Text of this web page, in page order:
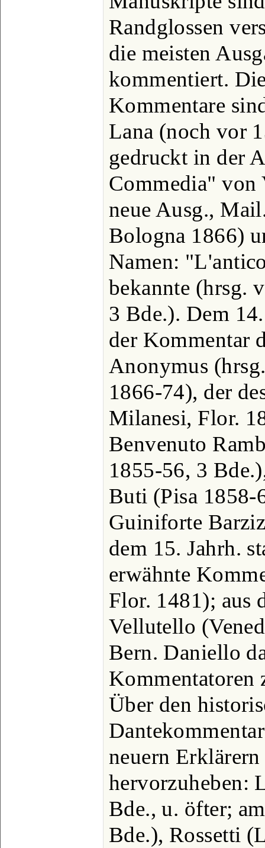
Randglossen
die meisten
kommentiert.
Kommentare
Lana (noch vor
gedruckt in der
Commedia" von
neue Ausg.,
Bologna 1866)
Namen:
bekannte (hrsg.
3 Bde.). Dem
der Kommentar
Anonymus
1866-74), der
Milanesi, Flor.
Benvenuto
1855-56, 3
Buti (Pisa 1858-
Guiniforte
dem 15. Jahrh.
erwähnte
Flor. 1481); aus
Vellutello
Bern. Daniello
Kommentatoren
Über den
neuern
hervorzuheben:
Bde., u. öfter;
Bde.), Rossetti